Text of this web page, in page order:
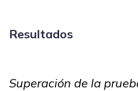
Resultados
Superación de la